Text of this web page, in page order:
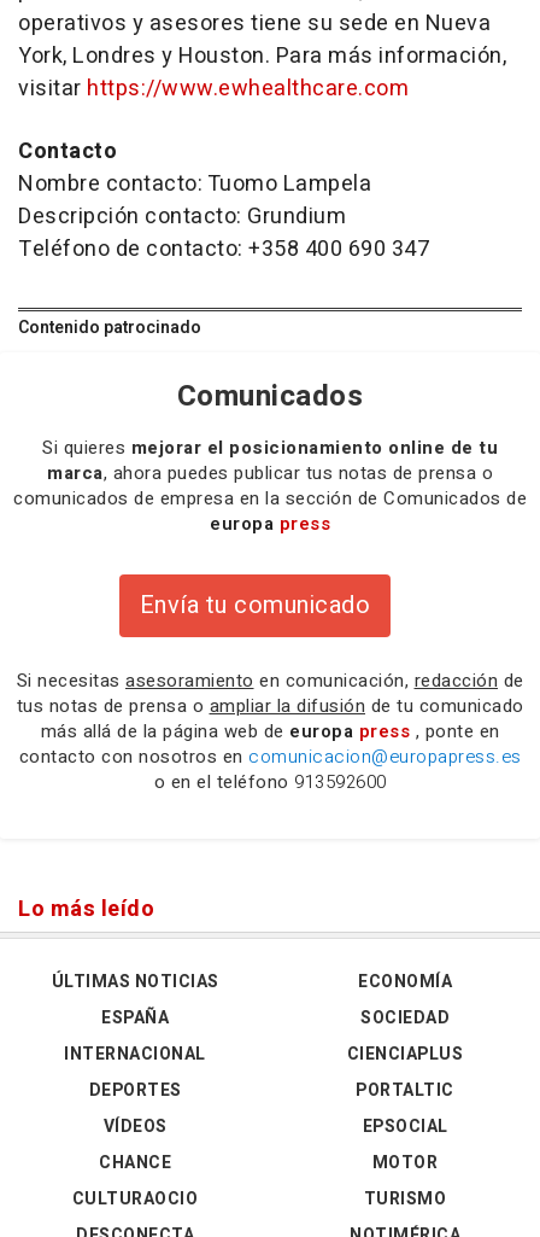
operativos y asesores tiene su sede en Nueva
York, Londres y Houston. Para más información,
visitar https://www.ewhealthcare.com
Contacto
Nombre contacto: Tuomo Lampela
Descripción contacto: Grundium
Teléfono de contacto: +358 400 690 347
Contenido patrocinado
Comunicados
Si quieres mejorar el posicionamiento online de tu
marca, ahora puedes publicar tus notas de prensa o
comunicados de empresa en la sección de Comunicados de
europa press
Envía tu comunicado
Si necesitas asesoramiento en comunicación, redacción de
tus notas de prensa o ampliar la difusión de tu comunicado
más allá de la página web de europa press , ponte en
contacto con nosotros en comunicacion@europapress.es
o en el teléfono 913592600
Lo más leído
ÚLTIMAS NOTICIAS
ESPAÑA
INTERNACIONAL
DEPORTES
VÍDEOS
ECONOMÍA
SOCIEDAD
CIENCIAPLUS
PORTALTIC
EPSOCIAL
CHANCE
CULTURAOCIO
MOTOR
TURISMO